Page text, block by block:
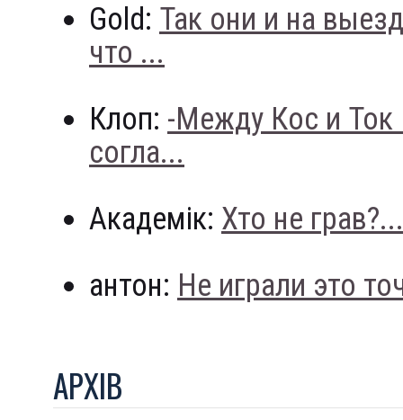
Gold: Так они и на
что ...
Клоп: -Между Кос и
согла...
Академік: Хто не грав?...
антон: Не играли это
АРХIВ